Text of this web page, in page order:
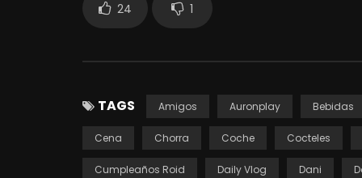
24 1
TAGS Amigos Auronplay Bebidas
Cena Chorra Coche Cocteles
Cumpleaños Roid Daily Vlog Dani